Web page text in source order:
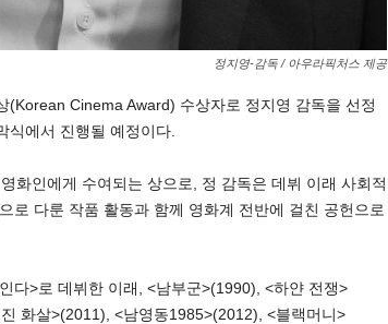
정지영-감독 / 아우라픽처스 제공
Cinema Award) 수상자로 정지영 감독을 선정
식에서 진행될 예정이다.
화인에게 수여되는 상으로, 정 감독은 데뷔 이래 사회적
로 다룬 작품 활동과 함께 영화계 전반에 걸친 공헌으로
다>로 데뷔한 이래, <남부군>(1990), <하얀 전쟁>
화살>(2011), <남영동1985>(2012), <블랙머니>